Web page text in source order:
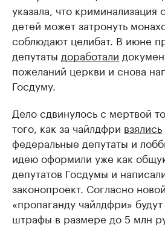
указала, что криминализация
детей может затронуть
соблюдают целибат. В июне
депутаты доработали
пожеланий церкви и снова
Госдуму.
Дело сдвинулось с мертвой
того, как за чайлдфри взялись
федеральные депутаты и
идею оформили уже как
депутатов Госдумы и
законопроект. Согласно
«пропаганду чайлдфри»
штрафы в размере до 5 млн